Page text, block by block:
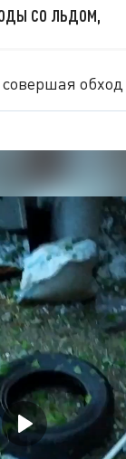
со льдом,